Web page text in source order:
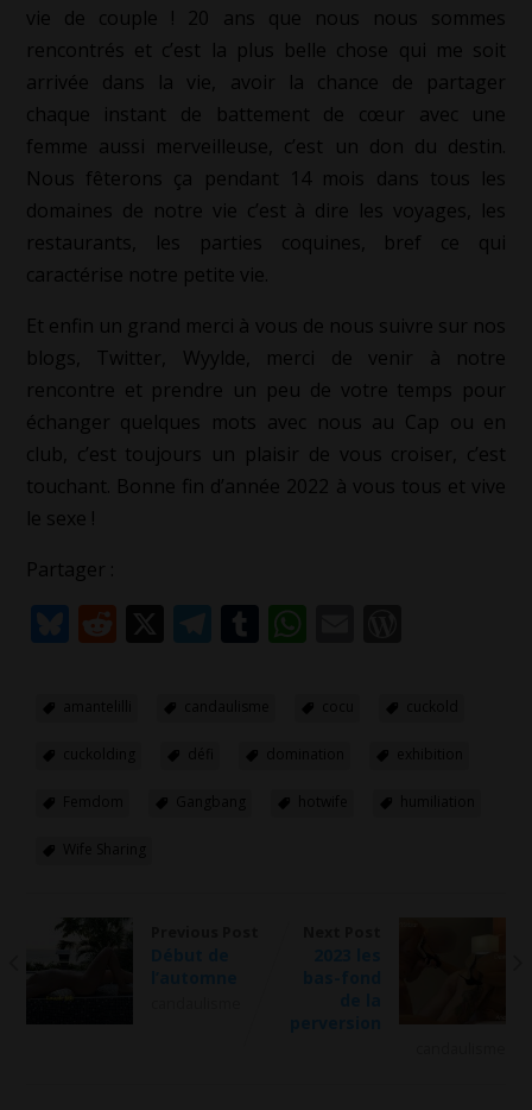
vie de couple ! 20 ans que nous nous sommes
rencontrés et c’est la plus belle chose qui me soit
arrivée dans la vie, avoir la chance de partager
chaque instant de battement de cœur avec une
femme aussi merveilleuse, c’est un don du destin.
Nous fêterons ça pendant 14 mois dans tous les
domaines de notre vie c’est à dire les voyages, les
restaurants, les parties coquines, bref ce qui
caractérise notre petite vie.
Et enfin un grand merci à vous de nous suivre sur nos
blogs, Twitter, Wyylde, merci de venir à notre
rencontre et prendre un peu de votre temps pour
échanger quelques mots avec nous au Cap ou en
club, c’est toujours un plaisir de vous croiser, c’est
touchant. Bonne fin d’année 2022 à vous tous et vive
le sexe !
Partager :
Bluesky
RedditTelegram
Tumblr
WhatsApp